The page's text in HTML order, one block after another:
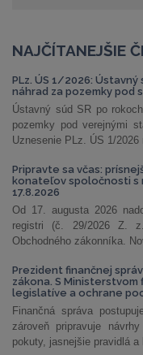
NAJČÍTANEJŠIE
PLz. ÚS 1/2026:
náhrad za pozemky pod
Ústavný súd SR po
pozemky pod verejnými
Uznesenie PLz. ÚS 1/
Pripravte sa včas:
konateľov spoločnosti s
17.8.2026
Od 17. augusta 2026
registri (č. 29/2026 Z.
Obchodného zákonníka.
Prezident finančnej
zákona. S Ministerstvom
legislatíve a ochrane
Finančná správa
zároveň pripravuje
pokuty, jasnejšie pravidlá